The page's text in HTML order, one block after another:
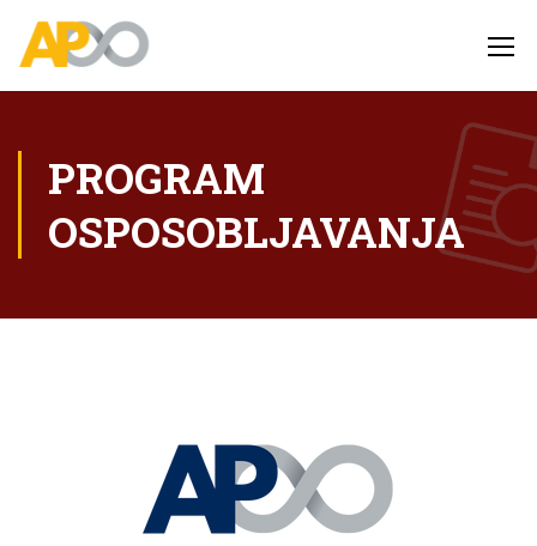
PROGRAM
OSPOSOBLJAVANJA